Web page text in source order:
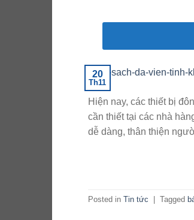
20
Th11
Hiện nay, các thiết bị
cần thiết tại các nhà
dễ dàng, thân thiện
Posted in Tin tức Tagged